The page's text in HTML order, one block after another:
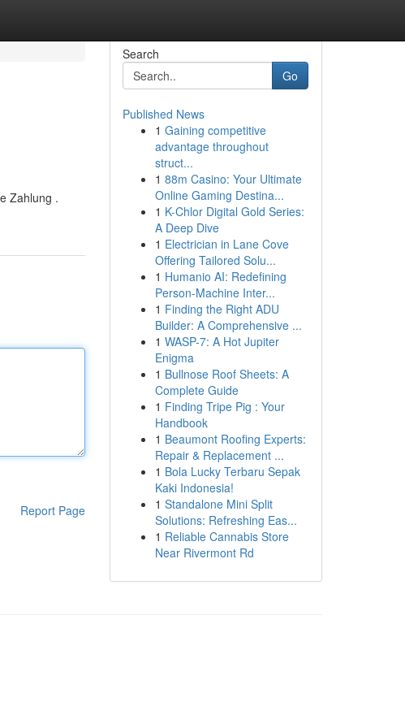
Zahlung .
Report Page
Search
Go
Published News
1 Gaining competitive
advantage throughout
struct...
1 88m Casino: Your Ultimate
Online Gaming Destina...
1 K-Chlor Digital Gold Series:
A Deep Dive
1 Electrician in Lane Cove
Offering Tailored Solu...
1 Humanio AI: Redefining
Person-Machine Inter...
1 Finding the Right ADU
Builder: A Comprehensive ...
1 WASP-7: A Hot Jupiter
Enigma
1 Bullnose Roof Sheets: A
Complete Guide
1 Finding Tripe Pig : Your
Handbook
1 Beaumont Roofing Experts:
Repair & Replacement ...
1 Bola Lucky Terbaru Sepak
Kaki Indonesia!
1 Standalone Mini Split
Solutions: Refreshing Eas...
1 Reliable Cannabis Store
Near Rivermont Rd